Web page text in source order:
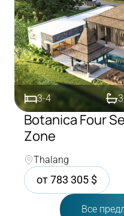
3-4
Покупка
Botanica Four
Zone
Thalang
от783 305 $
Все